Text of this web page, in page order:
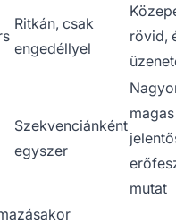
Ritkán, csak
engedéllyel
rövid,
Szekvenciánként
egyszer
mutat